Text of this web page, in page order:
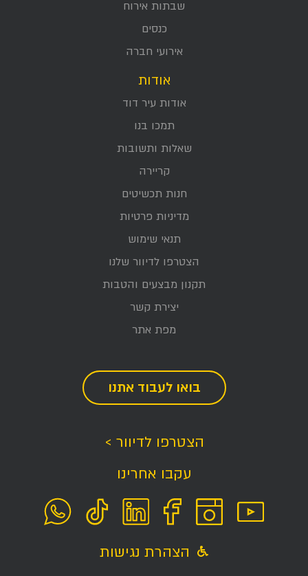
שבתות אירוח
כנסים
אירועי חברה
אודות
אודות עיר דוד
תמכו בנו
שאלות ותשובות
קריירה
חנות תכשיטים
מדיניות פרטיות
תנאי שימוש
הצטרפו לדיוור שלנו
תקנון מבצעים והטבות
יצירת קשר
מפת אתר
בואו לעבוד אתנו
הצטרפו לדיוור >
עקבו אחרינו
הצהרת נגישות